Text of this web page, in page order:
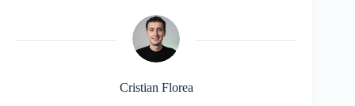
Cristian Florea